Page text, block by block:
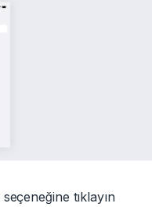
seçeneğine tıklayın